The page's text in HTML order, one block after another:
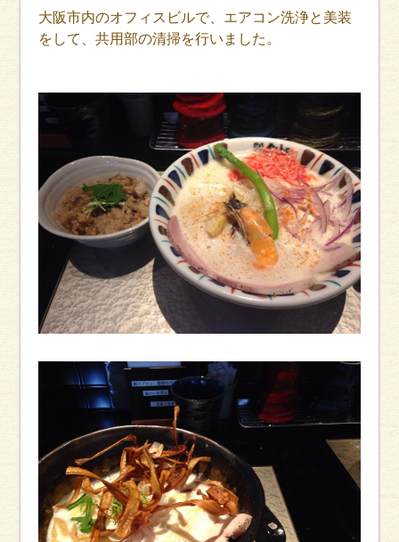
大阪市内のオフィスビルで、エアコン洗浄と美装
をして、共用部の清掃を行いました。